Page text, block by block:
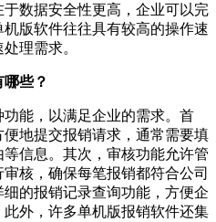
数据安全性更高，企业可以完
版软件往往具有较高的操作速
理需求。
些？
能，以满足企业的需求。首
地提交报销请求，通常需要填
信息。其次，审核功能允许管
核，确保每笔报销都符合公司
的报销记录查询功能，方便企
外，许多单机版报销软件还集